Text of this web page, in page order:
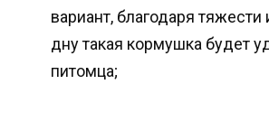
вариант, благодаря
дну такая кормушка будет
питомца;